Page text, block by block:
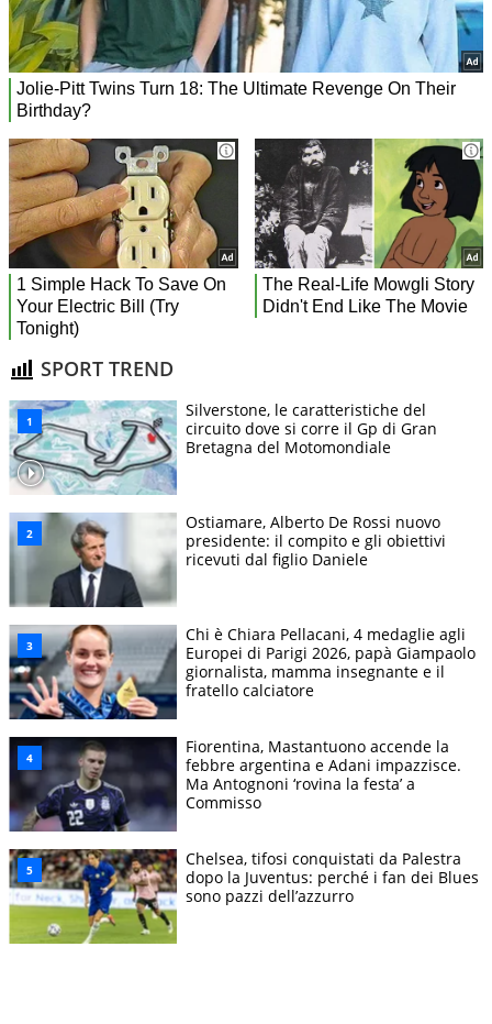
SPORT TREND
Silverstone, le caratteristiche del
circuito dove si corre il Gp di Gran
Bretagna del Motomondiale
Ostiamare, Alberto De Rossi nuovo
presidente: il compito e gli obiettivi
ricevuti dal figlio Daniele
Chi è Chiara Pellacani, 4 medaglie agli
Europei di Parigi 2026, papà Giampaolo
giornalista, mamma insegnante e il
fratello calciatore
Fiorentina, Mastantuono accende la
febbre argentina e Adani impazzisce.
Ma Antognoni ‘rovina la festa’ a
Commisso
Chelsea, tifosi conquistati da Palestra
dopo la Juventus: perché i fan dei Blues
sono pazzi dell’azzurro